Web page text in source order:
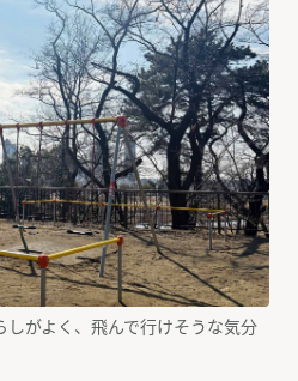
がよく、飛んで行けそうな気分